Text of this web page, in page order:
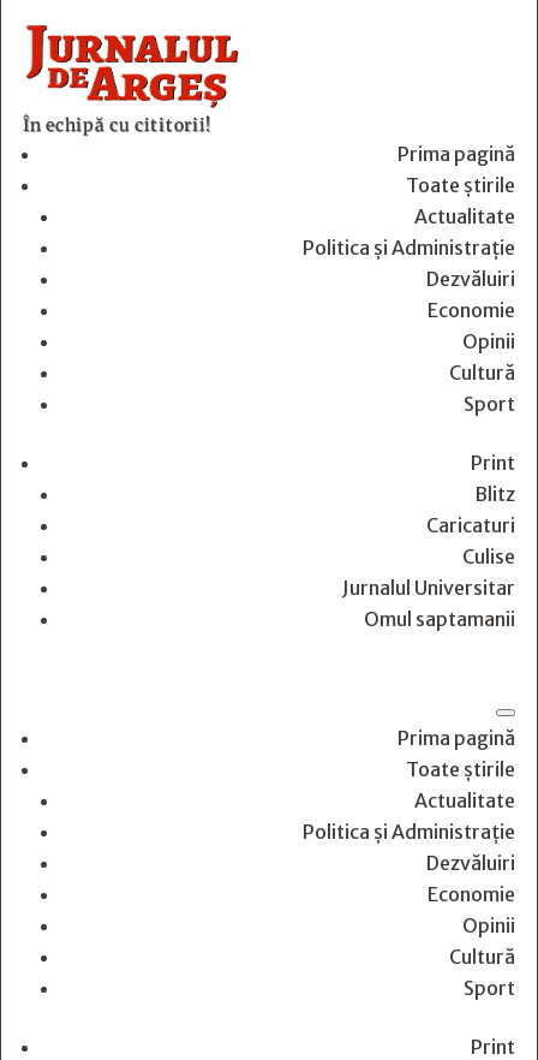
În echipă cu cititorii!
Prima pagină
Toate știrile
Actualitate
Politica și Administrație
Dezvăluiri
Economie
Opinii
Cultură
Sport
Print
Blitz
Caricaturi
Culise
Jurnalul Universitar
Omul saptamanii
Prima pagină
Toate știrile
Actualitate
Politica și Administrație
Dezvăluiri
Economie
Opinii
Cultură
Sport
Print